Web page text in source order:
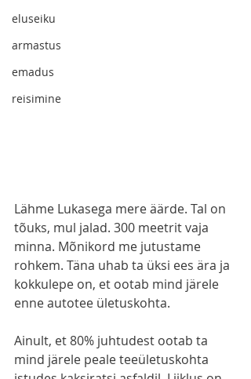
eluseiku
armastus
emadus
reisimine
Lähme Lukasega mere äärde. Tal on
tõuks, mul jalad. 300 meetrit vaja
minna. Mõnikord me jutustame
rohkem. Täna uhab ta üksi ees ära ja
kokkulepe on, et ootab mind järele
enne autotee ületuskohta.
Ainult, et 80% juhtudest ootab ta
mind järele peale teeületuskohta